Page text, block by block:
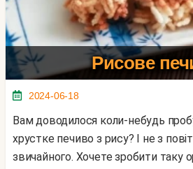
Рисове
2024-06-18
Вам доводилося коли-небудь пробувати солодке і
хрустке печиво з рису? І не з
звичайного. Хочете зробити таку